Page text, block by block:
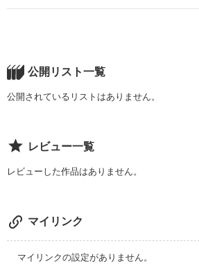
「行ってくる」
＋＋＋＋＋＋＋＋＋＋＋＋＋＋＋
プリムラインポートでインテリアコーデ
海棠　清太郎（かいどう　せいたろう）
withオフィス主任
松崎朗　　　探偵事務所の所長。
大森恵美　　賢也と同じ会社に勤めている
斉藤裕一　　賢也の同僚、チャラいけど
いた。
そこには、今夜も楽しかったね、来週も
示されていた。
公開リスト一覧
公開されているリストはありません。
レビュー一覧
レビューした作品はありません。
マイリンク
マイリンクの設定がありません。